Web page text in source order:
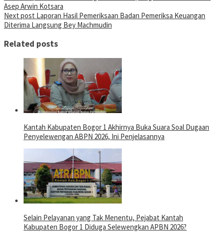
Asep Arwin Kotsara
Next post Laporan Hasil Pemeriksaan Badan Pemeriksa Keuangan
Diterima Langsung Bey Machmudin
Related posts
Kantah Kabupaten Bogor 1 Akhirnya Buka Suara Soal Dugaan
Penyelewengan ABPN 2026, Ini Penjelasannya
Selain Pelayanan yang Tak Menentu, Pejabat Kantah
Kabupaten Bogor 1 Diduga Selewengkan APBN 2026?